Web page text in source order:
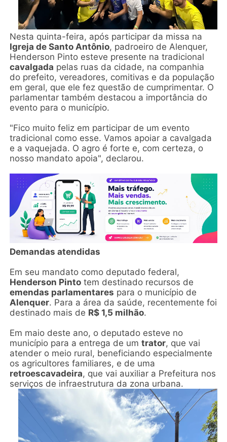
Nesta quinta-feira, após participar da missa na
Igreja de Santo Antônio, padroeiro de Alenquer,
Henderson Pinto esteve presente na tradicional
cavalgada pelas ruas da cidade, na companhia
do prefeito, vereadores, comitivas e da população
em geral, que ele fez questão de cumprimentar. O
parlamentar também destacou a importância do
evento para o município.
"Fico muito feliz em participar de um evento
tradicional como esse. Vamos apoiar a cavalgada
e a vaquejada. O agro é forte e, com certeza, o
nosso mandato apoia", declarou.
Demandas atendidas
Em seu mandato como deputado federal,
Henderson Pinto tem destinado recursos de
emendas parlamentares para o município de
Alenquer. Para a área da saúde, recentemente foi
destinado mais de R$ 1,5 milhão.
Em maio deste ano, o deputado esteve no
município para a entrega de umtrator, que vai
atender o meio rural, beneficiando especialmente
os agricultores familiares, e de uma
retroescavadeira, que vai auxiliar a Prefeitura nos
serviços de infraestrutura da zona urbana.